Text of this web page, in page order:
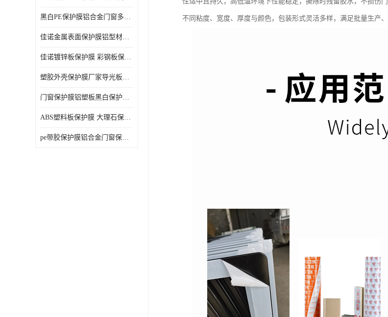
黑白PE保护膜铝合金门窗多种颜色支持定制生产
佳诺金属表面保护膜铝型材保护膜不留残胶铝合金窗框保护胶带
佳诺镀锌板保护膜 彩钢板保护pe保护膜
塑胶外壳保护膜厂家导光板保护膜 铝单板保护膜胶带易撕不留胶
门窗保护膜铝塑板黑白保护膜外墙保温板保护膜
ABS塑料板保护膜 大理石保护膜 缠鱼竿保护膜
pe带胶保护膜铝合金门窗保护不锈钢板保护膜大理石建筑材料保护
不同粘度、宽度、厚度与颜色，包装形式灵活多样，满足批量生产